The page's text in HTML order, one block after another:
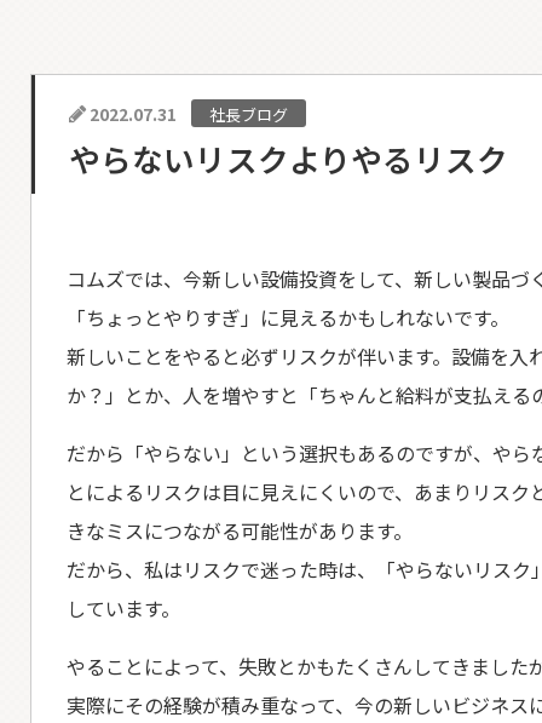
2022.07.31 社長ブログ
やらないリスクよりやるリスク
コムズでは、今新しい設備投資をして、新しい製品
「ちょっとやりすぎ」に見えるかもしれないです。
新しいことをやると必ずリスクが伴います。設備を
か？」とか、人を増やすと「ちゃんと給料が支払え
だから「やらない」という選択もあるのですが、や
とによるリスクは目に見えにくいので、あまりリス
きなミスにつながる可能性があります。
だから、私はリスクで迷った時は、「やらないリス
しています。
やることによって、失敗とかもたくさんしてきまし
実際にその経験が積み重なって、今の新しいビジネス